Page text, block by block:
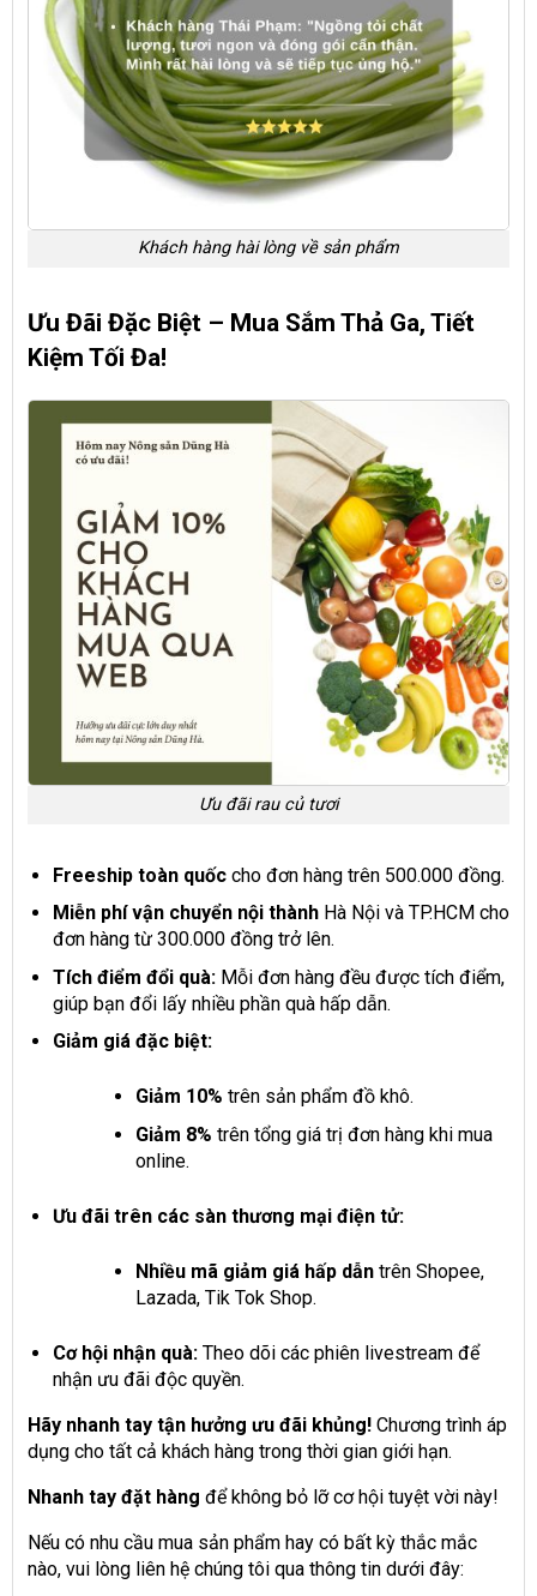
Khách hàng hài lòng về sản phẩm
Ưu Đãi Đặc Biệt – Mua Sắm Thả Ga, Tiết
Kiệm Tối Đa!
Ưu đãi rau củ tươi
Freeship toàn quốccho đơn hàng trên 500.000 đồng.
Miễn phí vận chuyển nội thànhHà Nội và TP.HCM cho
đơn hàng từ 300.000 đồng trở lên.
Tích điểm đổi quà:Mỗi đơn hàng đều được tích điểm,
giúp bạn đổi lấy nhiều phần quà hấp dẫn.
Giảm giá đặc biệt:
Giảm 10% trên sản phẩm đồ khô.
Giảm 8% trên tổng giá trị đơn hàng khi mua
online.
Ưu đãi trên các sàn thương mại điện tử:
Nhiều mã giảm giá hấp dẫntrên Shopee,
Lazada, Tik Tok Shop.
Cơ hội nhận quà:Theo dõi các phiên livestream để
nhận ưu đãi độc quyền.
Hãy nhanh tay tận hưởng ưu đãi khủng! Chương trình áp
dụng cho tất cả khách hàng trong thời gian giới hạn.
Nhanh tay đặt hàng để không bỏ lỡ cơ hội tuyệt vời này!
Nếu có nhu cầu mua sản phẩm hay có bất kỳ thắc mắc
nào, vui lòng liên hệ chúng tôi qua thông tin dưới đây: